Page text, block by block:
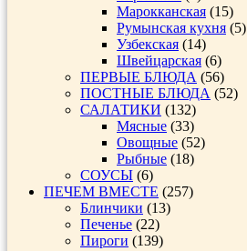
Марокканская (15)
Румынская кухня (5)
Узбекская (14)
Швейцарская (6)
ПЕРВЫЕ БЛЮДА (56)
ПОСТНЫЕ БЛЮДА (52)
САЛАТИКИ (132)
Мясные (33)
Овощные (52)
Рыбные (18)
СОУСЫ (6)
ПЕЧЕМ ВМЕСТЕ (257)
Блинчики (13)
Печенье (22)
Пироги (139)